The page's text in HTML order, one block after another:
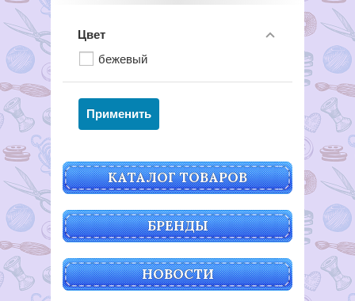
Цвет
бежевый
КАТАЛОГ ТОВАРОВ
БРЕНДЫ
НОВОСТИ